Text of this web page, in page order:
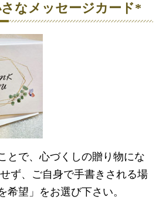
なメッセージカード*
とで、心づくしの贈り物にな
ず、ご自身で手書きされる場
希望」をお選び下さい。